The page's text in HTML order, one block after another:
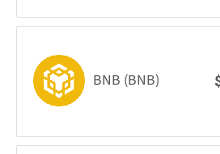
BNB (BNB)